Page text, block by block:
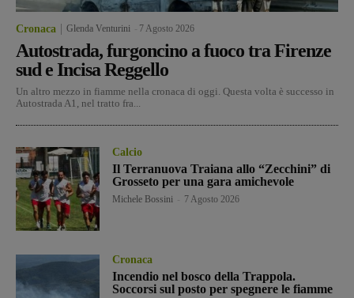
Cronaca Glenda Venturini 7 Agosto 2026
Autostrada, furgoncino a fuoco tra Firenze
sud e Incisa Reggello
Un altro mezzo in fiamme nella cronaca di oggi. Questa volta è successo in
Autostrada A1, nel tratto fra...
Calcio
Il Terranuova Traiana allo “Zecchini” di
Grosseto per una gara amichevole
Michele Bossini 7 Agosto 2026
Cronaca
Incendio nel bosco della Trappola.
Soccorsi sul posto per spegnere le fiamme